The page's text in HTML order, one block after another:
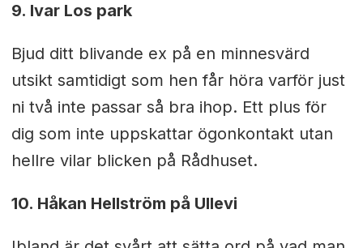
9. Ivar Los park
Bjud ditt blivande ex på en minnesvärd
utsikt samtidigt som hen får höra varför just
ni två inte passar så bra ihop. Ett plus för
dig som inte uppskattar ögonkontakt utan
hellre vilar blicken på Rådhuset.
10. Håkan Hellström på Ullevi